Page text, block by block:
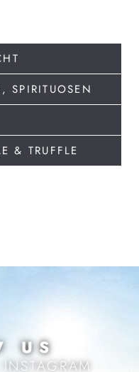
SPIRITUOSEN
& TRUFFLE
US